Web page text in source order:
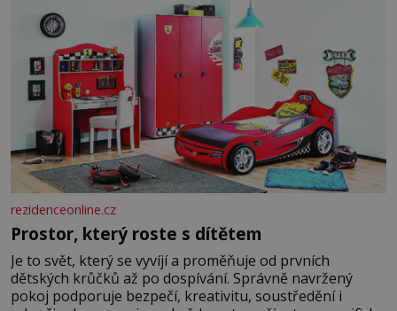
rezidenceonline.cz
Prostor, který roste s dítětem
Je to svět, který se vyvíjí a proměňuje od prvních
dětských krůčků až po dospívání. Správně navržený
pokoj podporuje bezpečí, kreativitu, soustředění i